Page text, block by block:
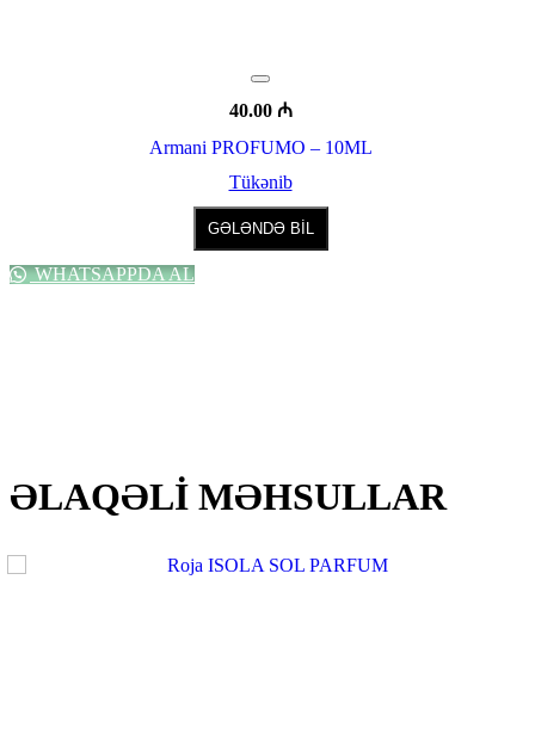
40.00 ₼
Armani PROFUMO – 10ML
Tükənib
GƏLƏNDƏ BİL
WHATSAPPDA AL
ƏLAQƏLİ MƏHSULLAR